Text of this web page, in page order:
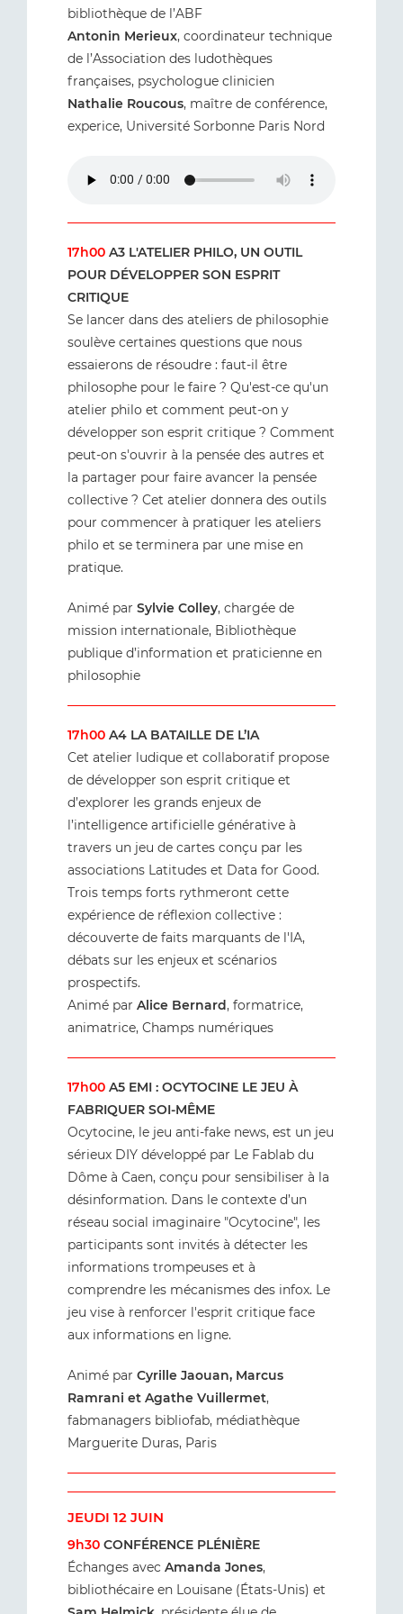
bibliothèque de l’ABF
Antonin Merieux, coordinateur technique
de l’Association des ludothèques
françaises, psychologue clinicien
Nathalie Roucous, maître de conférence,
experice, Université Sorbonne Paris Nord
17h00 A3 L'ATELIER PHILO, UN OUTIL
POUR DÉVELOPPER SON ESPRIT
CRITIQUE
Se lancer dans des ateliers de philosophie
soulève certaines questions que nous
essaierons de résoudre : faut-il être
philosophe pour le faire ? Qu'est-ce qu'un
atelier philo et comment peut-on y
développer son esprit critique ? Comment
peut-on s'ouvrir à la pensée des autres et
la partager pour faire avancer la pensée
collective ? Cet atelier donnera des outils
pour commencer à pratiquer les ateliers
philo et se terminera par une mise en
pratique.
Animé par Sylvie Colley, chargée de
mission internationale, Bibliothèque
publique d’information et praticienne en
philosophie
17h00 A4 LA BATAILLE DE L’IA
Cet atelier ludique et collaboratif propose
de développer son esprit critique et
d’explorer les grands enjeux de
l’intelligence artificielle générative à
travers un jeu de cartes conçu par les
associations Latitudes et Data for Good.
Trois temps forts rythmeront cette
expérience de réflexion collective :
découverte de faits marquants de l'IA,
débats sur les enjeux et scénarios
prospectifs.
Animé par Alice Bernard, formatrice,
animatrice, Champs numériques
17h00 A5 EMI : OCYTOCINE LE JEU À
FABRIQUER SOI-MÊME
Ocytocine, le jeu anti-fake news, est un jeu
sérieux DIY développé par Le Fablab du
Dôme à Caen, conçu pour sensibiliser à la
désinformation. Dans le contexte d’un
réseau social imaginaire "Ocytocine", les
participants sont invités à détecter les
informations trompeuses et à
comprendre les mécanismes des infox. Le
jeu vise à renforcer l'esprit critique face
aux informations en ligne.
Animé par Cyrille Jaouan, Marcus
Ramrani et Agathe Vuillermet,
fabmanagers bibliofab, médiathèque
Marguerite Duras, Paris
JEUDI 12 JUIN
9h30 CONFÉRENCE PLÉNIÈRE
Échanges avec Amanda Jones,
bibliothécaire en Louisane (États-Unis) et